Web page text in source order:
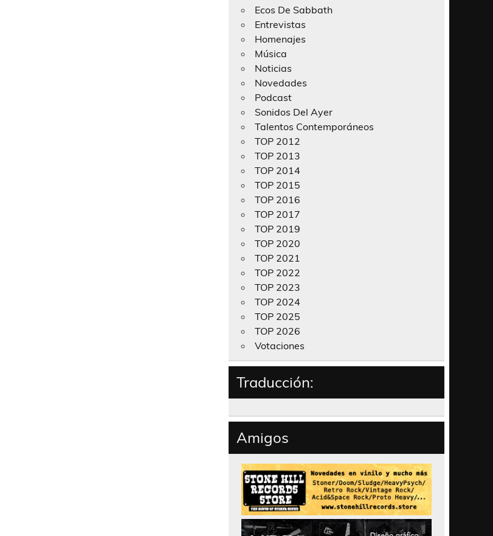
Ecos De Sabbath
Entrevistas
Homenajes
Música
Noticias
Novedades
Podcast
Sonidos Del Ayer
Talentos Contemporáneos
TOP 2012
TOP 2013
TOP 2014
TOP 2015
TOP 2016
TOP 2017
TOP 2019
TOP 2020
TOP 2021
TOP 2022
TOP 2023
TOP 2024
TOP 2025
TOP 2026
Votaciones
Traducción:
Amigos